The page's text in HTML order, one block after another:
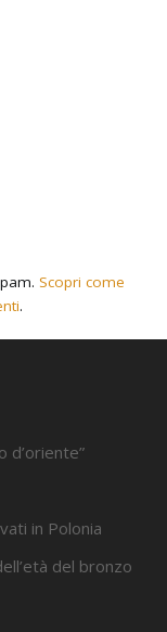
Scopri come
.
d’oriente”
in Polonia
del bronzo